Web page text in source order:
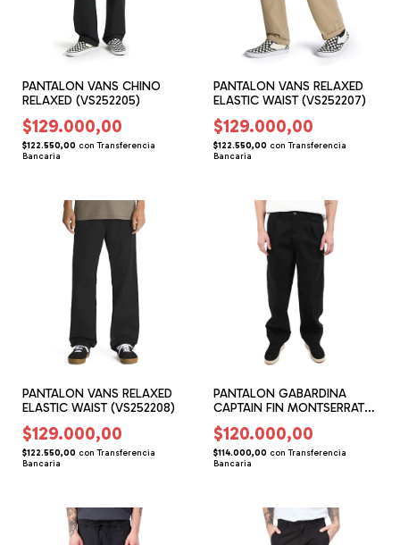
PANTALON VANS CHINO
RELAXED (VS252205)
$129.000,00
$122.550,00 con Transferencia
Bancaria
PANTALON VANS RELAXED
ELASTIC WAIST (VS252207)
$129.000,00
$122.550,00 con Transferencia
Bancaria
PANTALON VANS RELAXED
ELASTIC WAIST (VS252208)
$129.000,00
$122.550,00 con Transferencia
Bancaria
PANTALON GABARDINA
CAPTAIN FIN MONTSERRAT
(CF162201)
$120.000,00
$114.000,00 con Transferencia
Bancaria